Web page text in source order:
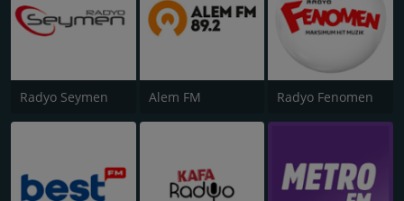
Radyo Seymen Alem FM Radyo Fenomen